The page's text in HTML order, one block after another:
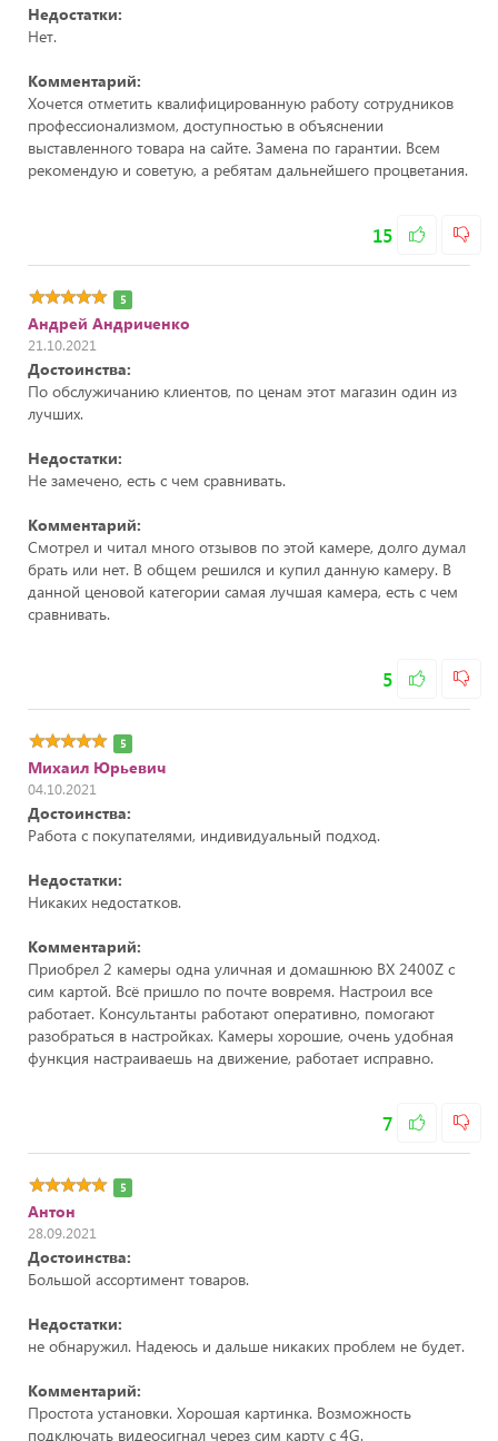
Недостатки:
Нет.
Комментарий:
Хочется отметить квалифицированную работу сотрудников
профессионализмом, доступностью в объяснении
выставленного товара на сайте. Замена по гарантии. Всем
рекомендую и советую, а ребятам дальнейшего процветания.
15
5
Андрей Андриченко
21.10.2021
Достоинства:
По обслужичанию клиентов, по ценам этот магазин один из
лучших.
Недостатки:
Не замечено, есть с чем сравнивать.
Комментарий:
Смотрел и читал много отзывов по этой камере, долго думал
брать или нет. В общем решился и купил данную камеру. В
данной ценовой категории самая лучшая камера, есть с чем
сравнивать.
5
5
Михаил Юрьевич
04.10.2021
Достоинства:
Работа с покупателями, индивидуальный подход.
Недостатки:
Никаких недостатков.
Комментарий:
Приобрел 2 камеры одна уличная и домашнюю ВХ 2400Z с
сим картой. Всё пришло по почте вовремя. Настроил все
работает. Консультанты работают оперативно, помогают
разобраться в настройках. Камеры хорошие, очень удобная
функция настраиваешь на движение, работает исправно.
7
5
Антон
28.09.2021
Достоинства:
Большой ассортимент товаров.
Недостатки:
не обнаружил. Надеюсь и дальше никаких проблем не будет.
Комментарий:
Простота установки. Хорошая картинка. Возможность
подключать видеосигнал через сим карту с 4G.